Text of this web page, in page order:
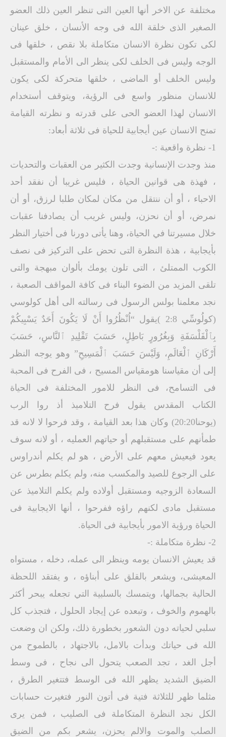
مختلفة عن الاخر أنها العين التى تنظر العين ذلك العضو
الصغير الذى خلقة الله فى وجه الأنسان ، خلق عينان
لكى تكون نظرة الانسان متكاملة بلا نقص ، خلقها فى
الوجه وليس فى الخلف لكى ينظر الى الأمام والمستقبل
وليس الخلف أو الماضى ، خلقها متحركة لكى يكون
للانسان منظور واسع فى الرؤية، ويتوقف أستخدام
الانسان لهذا العضو الحى على قدرته و نظرته القيامة
تمنح الانسان عين أيجابية للحياة فى ثلاثة أبعاد:
1- نظرة واقعية :-
منذ وجدت الإنسانية وجدت الكثير من العقبات والتحديات
، فهذة هى قوانين الحياة ، فليس غريبا أن نفقد أحد
الاحباء ، أو أن ننتقل من مكان لمكان طلبا لرزق، أو أن
نمرض، أو أن نحزن، وليس غريب أن يصادفنا عقبات
خلال مسيرتنا في الحياة، وهنا يأتى دورنا فى أختيار النظر
بأيجابية ، هذة النظرة التى تحض على التركيز فى نصف
الكوب الممتلئ ، التى تلون يومك بألوان مبهجة والتى
تلقى المزيد من الضوء البناء فى كافة المواقف الصعبة ،
نجد معلمنا بولس الرسول فى رسالته الى أهل كولوسي
(كولُوسِّي 2:8 )يقول “اُنْظُرُوا أَنْ لَا يَكُونَ أَحَدٌ يَسْبِيكُمْ
بِٱلْفَلْسَفَةِ وَبِغُرُورٍ بَاطِلٍ، حَسَبَ تَقْلِيدِ ٱلنَّاسِ، حَسَبَ
أَرْكَانِ ٱلْعَالَمِ، وَلَيْسَ حَسَبَ ٱلْمَسِيحِ” وهو يوجه النظر
إلى أن مقياسنا هومقياس المسيح ، فى الفرح فى المحبة
فى التسامح، فى النظر للامور المختلفة فى الحياة
الكتاب المقدس يقول فرح التلاميذ أذ روا الرب
(يوحنا20:20) وكان هذا بعد القيامة ، وقد فرحوا لا لانه قد
طمأنهم على مستقبلهم أو حياتهم العمليه ، أو لانه سوف
يعود فيعيش معهم على الأرض ، هو لم يكلم أندراوس
على الرجوع للصيد والمكسب منه، ولم يكلم بطرس عن
السعادة الزوجيه ومستقبل أولاده ولم يكلم التلاميذ عن
مستقبل مادى لكنهم راؤه ففرحوا ، أنها الايجابية فى
الحياة ورؤية الامور بأيجابية فى الحياة.
2- نظرة متكاملة :-
قد يعيش الانسان يومه وينظر الى عمله، دخله ، مستواه
المعيشى، ويشعر بالقلق على أبناؤه ، و يفتقد اللحظة
الحالية بجمالها، ويتمسك بالسلبية التي تجعله يبحر أكثر
بالهموم والخوف ، وتبعده عن إيجاد الحلول ، فتجذب كل
سلبي لحياته دون الشعور بخطورة ذلك، ولكن ان وضعت
الله فى حياتك وبدأت بالامل، بالاجتهاد ، بالطموح من
أجل الغد ، تجد الصعب يتحول الى نجاح ، فى وسط
الضيق الشديد يظهر الله فى الوسط فتتغير الطرق ،
مثلما ظهر للثلاثة فتية فى أتون النور فتغيرت حسابات
الكل نجد النظرة المتكاملة فى الصليب ، فمن يرى
الصلب والموت والالم يحزن، يشعر بكم من الضيق